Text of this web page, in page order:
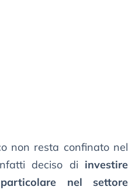
non resta confinato nel
deciso di investire
nel settore